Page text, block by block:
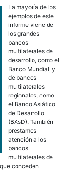
La mayoría de los
ejemplos de este
informe viene de
los grandes
bancos
multilaterales de
desarrollo, como el
Banco Mundial, y
de bancos
multilaterales
regionales, como
el Banco Asiático
de Desarrollo
(BAsD). También
prestamos
atención a los
bancos
multilaterales de
conceden